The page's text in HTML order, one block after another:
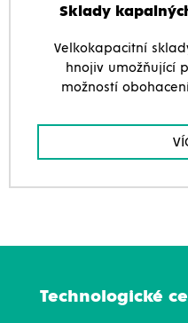
Sklady
Velkokapacitní
hnojiv umožňující
možností
Technologické